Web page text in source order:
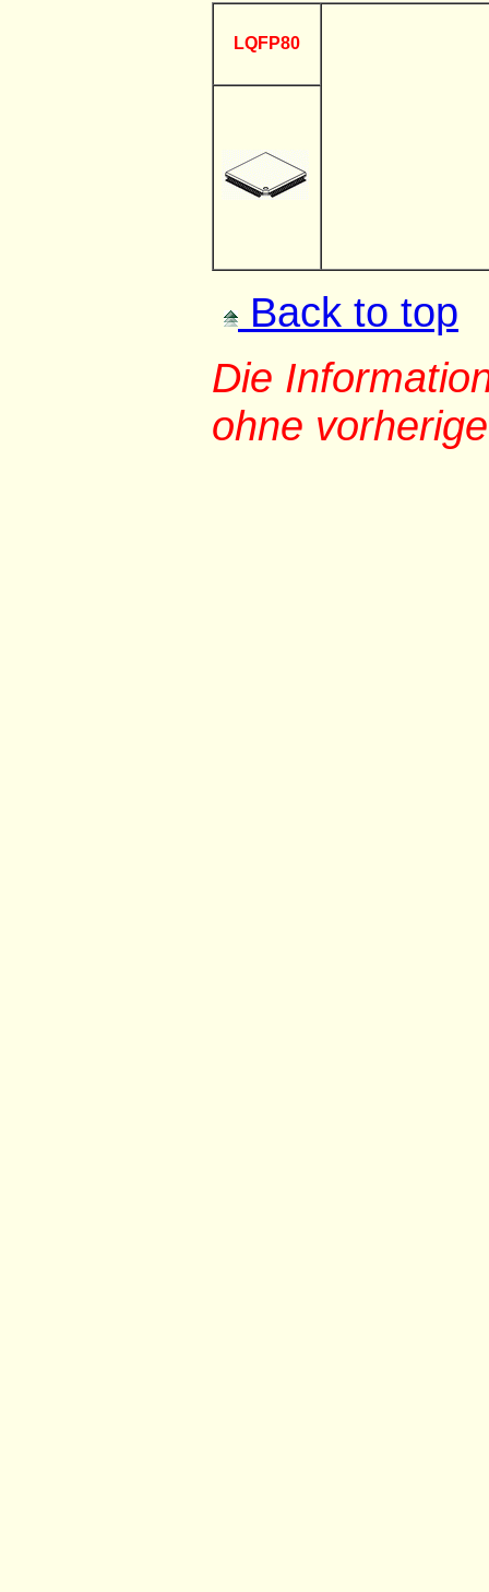
LQFP80
Back to top
Die
ohne